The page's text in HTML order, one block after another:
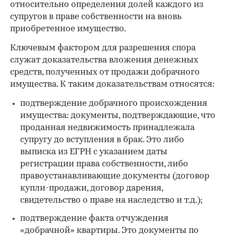
относительно определения долей каждого из
супругов в праве собственности на вновь
приобретенное имущество.
Ключевым фактором для разрешения спора
служат доказательства вложения денежных
средств, полученных от продажи добрачного
имущества. К таким доказательствам относятся:
подтверждение добрачного происхождения
имущества: документы, подтверждающие, что
проданная недвижимость принадлежала
супругу до вступления в брак. Это либо
выписка из ЕГРН с указанием даты
регистрации права собственности, либо
правоустанавливающие документы (договор
купли-продажи, договор дарения,
свидетельство о праве на наследство и т.д.);
подтверждение факта отчуждения
«добрачной» квартиры. Это документы по